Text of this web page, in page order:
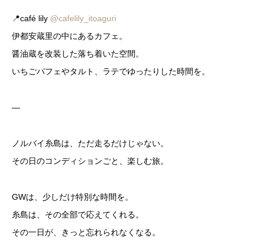
📍café lily @cafelily_itoaguri
伊都安蔵里の中にあるカフェ。
醤油蔵を改装した落ち着いた空間。
いちごパフェやタルト、ラテでゆったりした時間を。
—
ノルバイ糸島は、ただ走るだけじゃない。
その日のコンディションごと、楽しむ旅。
GWは、少しだけ特別な時間を。
糸島は、その全部で応えてくれる。
その一日が、きっと忘れられなくなる。